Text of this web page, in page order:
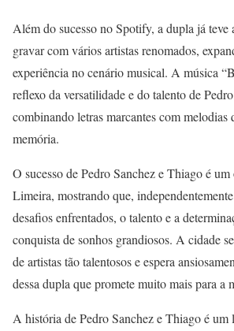
Além do sucesso no Spotify, a dupla já teve
gravar com vários artistas renomados,
experiência no cenário musical. A música
reflexo da versatilidade e do talento de
combinando letras marcantes com melodias
memória.
O sucesso de Pedro Sanchez e Thiago é
Limeira, mostrando que,
desafios enfrentados, o talento e a
conquista de sonhos grandiosos. A cidade
de artistas tão talentosos e espera
dessa dupla que promete muito mais para a
A história de Pedro Sanchez e Thiago é um